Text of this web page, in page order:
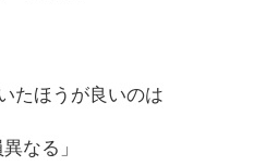
たほうが良いのは
なる」